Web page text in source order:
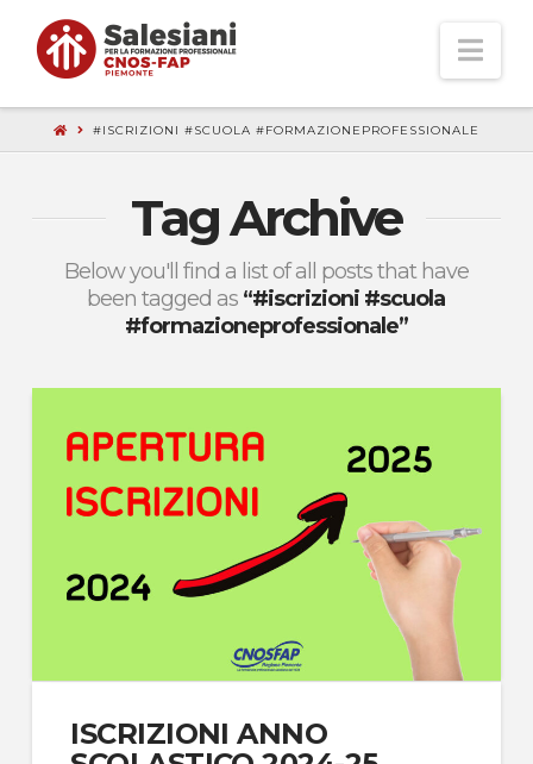
#ISCRIZIONI #SCUOLA #FORMAZIONEPROFESSIONALE
Tag Archive
Below you'll find a list of all posts that have
been tagged as “#iscrizioni #scuola
#formazioneprofessionale”
ISCRIZIONI ANNO